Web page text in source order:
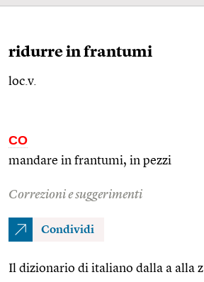
ridurre in frantumi
loc.v.
CO
mandare in frantumi, in pezzi
Correzioni e suggerimenti
Condividi
Il dizionario di italiano dalla a alla z